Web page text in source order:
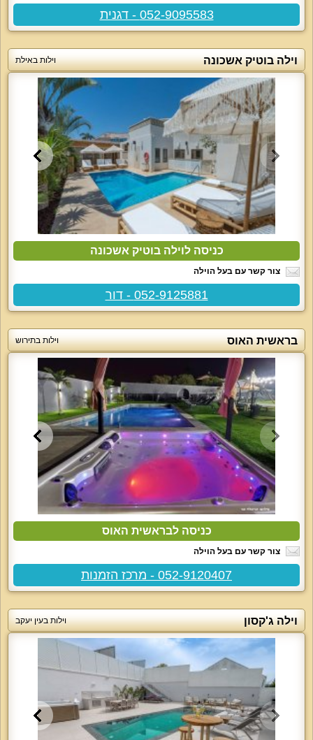
052-9095583 - דגנית
וילה בוטיק אשכונה וילות באילת
כניסה לוילה בוטיק אשכונה
צור קשר עם בעל הוילה
052-9125881 - דור
בראשית האוס וילות בתירוש
כניסה לבראשית האוס
צור קשר עם בעל הוילה
052-9120407 - מרכז הזמנות
וילה ג'קסון וילות בעין יעקב